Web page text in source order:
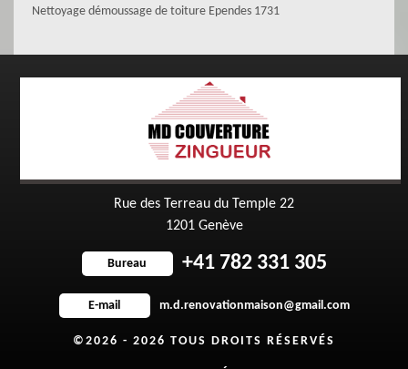
Nettoyage démoussage de toiture Ependes 1731
Rue des Terreau du Temple 22
1201 Genève
Bureau +41 782 331 305
E-mail m.d.renovationmaison@gmail.com
©2026 - 2026 TOUS DROITS RÉSERVÉS